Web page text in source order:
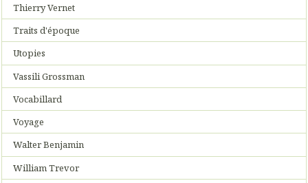
Thierry Vernet
Traits d'époque
Utopies
Vassili Grossman
Vocabillard
Voyage
Walter Benjamin
William Trevor